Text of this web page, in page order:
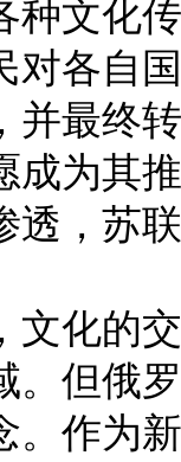
种文化
对各自
并最终
成为其
透，苏
化的交
。但俄
。作为